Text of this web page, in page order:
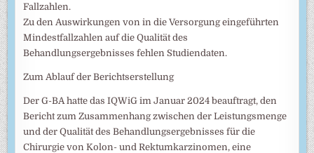
Fallzahlen.
Zu den Auswirkungen von in die Versorgung eingeführten
Mindestfallzahlen auf die Qualität des
Behandlungsergebnisses fehlen Studiendaten.
Zum Ablauf der Berichtserstellung
Der G-BA hatte das IQWiG im Januar 2024 beauftragt, den
Bericht zum Zusammenhang zwischen der Leistungsmenge
und der Qualität des Behandlungsergebnisses für die
Chirurgie von Kolon- und Rektumkarzinomen, eine